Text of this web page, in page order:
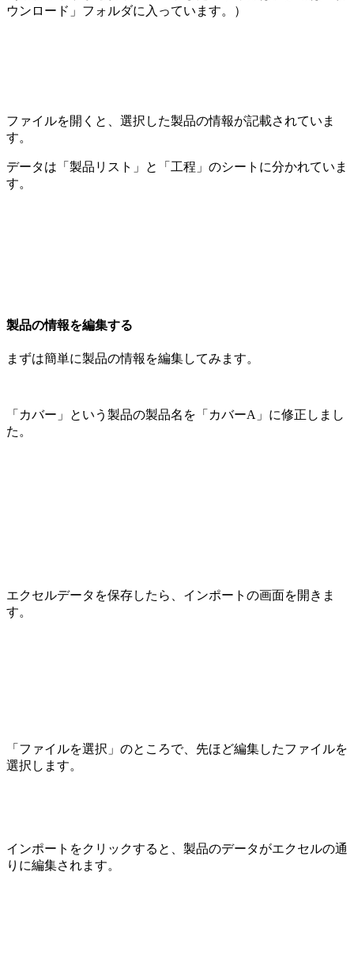
ウンロード」フォルダに入っています。）
ファイルを開くと、選択した製品の情報が記載されていま
す。
データは「製品リスト」と「工程」のシートに分かれていま
す。
製品の情報を編集する
まずは簡単に製品の情報を編集してみます。
「カバー」という製品の製品名を「カバーA」に修正しまし
た。
エクセルデータを保存したら、インポートの画面を開きま
す。
「ファイルを選択」のところで、先ほど編集したファイルを
選択します。
インポートをクリックすると、製品のデータがエクセルの通
りに編集されます。